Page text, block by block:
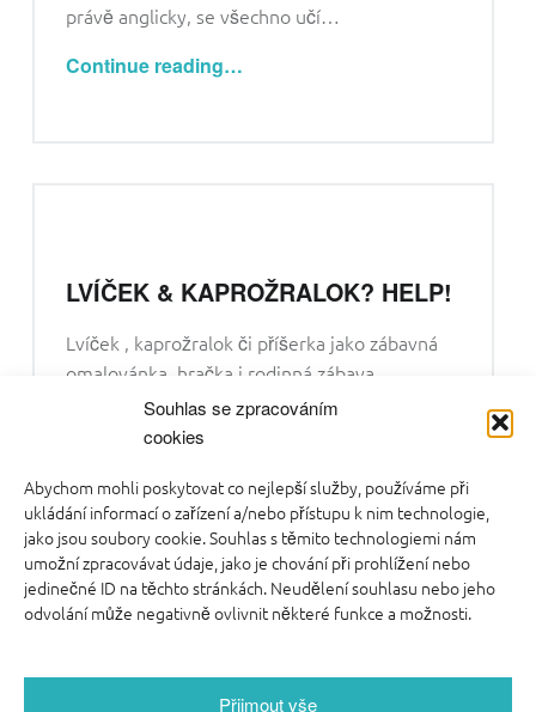
Souhlas se zpracováním
cookies
Abychom mohli poskytovat co nejlepší služby, používáme při
ukládání informací o zařízení a/nebo přístupu k nim technologie,
jako jsou soubory cookie. Souhlas s těmito technologiemi nám
umožní zpracovávat údaje, jako je chování při prohlížení nebo
jedinečné ID na těchto stránkách. Neudělení souhlasu nebo jeho
odvolání může negativně ovlivnit některé funkce a možnosti.
Přijmout vše
právě anglicky, se všechno učí…
Continue reading…
LVÍČEK & KAPROŽRALOK? HELP!
Lvíček , kaprožralok či příšerka jako zábavná
omalovánka, hračka i rodinná zábava…
Continue reading“LVÍČEK & KAPROŽRALOK? HELP!”
…
POSTS NAVIGATION
»